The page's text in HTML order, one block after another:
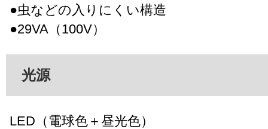
●虫などの入りにくい構造
●29VA（100V）
光源
LED（電球色＋昼光色）